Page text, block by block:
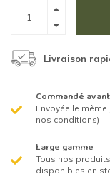
Livraison
Commandé avant
Envoyée le même
nos conditions)
Large gamme
Tous nos
disponibles en